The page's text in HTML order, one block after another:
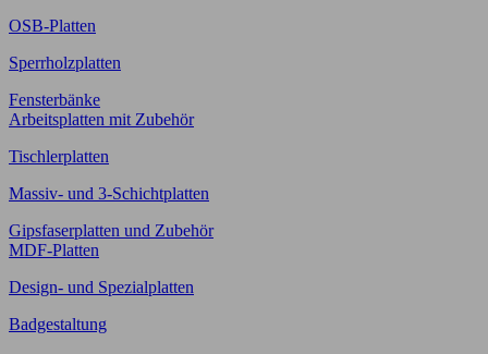
OSB-Platten
Sperrholzplatten
Fensterbänke
Arbeitsplatten mit Zubehör
Tischlerplatten
Massiv- und 3-Schichtplatten
Gipsfaserplatten und Zubehör
MDF-Platten
Design- und Spezialplatten
Badgestaltung